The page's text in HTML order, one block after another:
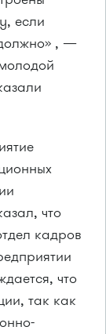
если
, —
что
кадров
что
так как